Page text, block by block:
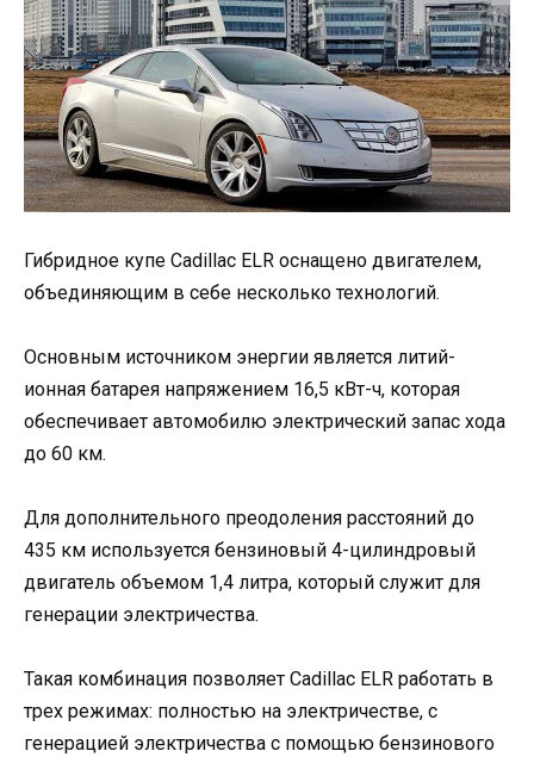
Гибридное купе Cadillac ELR оснащено двигателем,
объединяющим в себе несколько технологий.
Основным источником энергии является литий-
ионная батарея напряжением 16,5 кВт-ч, которая
обеспечивает автомобилю электрический запас хода
до 60 км.
Для дополнительного преодоления расстояний до
435 км используется бензиновый 4-цилиндровый
двигатель объемом 1,4 литра, который служит для
генерации электричества.
Такая комбинация позволяет Cadillac ELR работать в
трех режимах: полностью на электричестве, с
генерацией электричества с помощью бензинового